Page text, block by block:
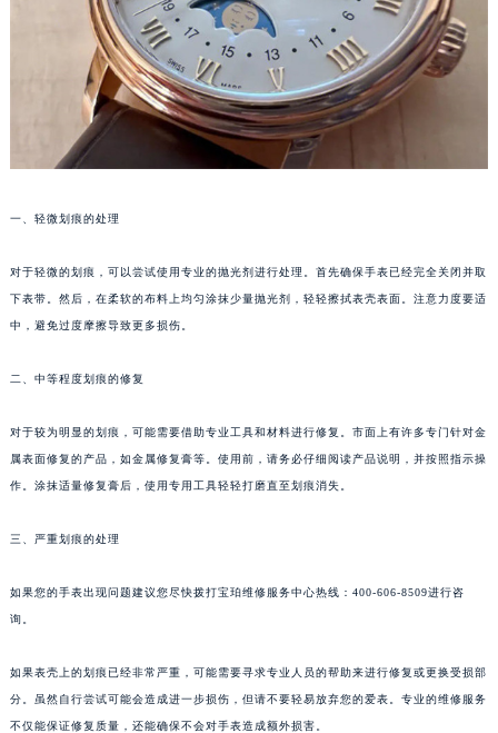
一、轻微划痕的处理
对于轻微的划痕，可以尝试使用专业的抛光剂进行处理。首先确保手表已经完全关闭并取
下表带。然后，在柔软的布料上均匀涂抹少量抛光剂，轻轻擦拭表壳表面。注意力度要适
中，避免过度摩擦导致更多损伤。
二、中等程度划痕的修复
对于较为明显的划痕，可能需要借助专业工具和材料进行修复。市面上有许多专门针对金
属表面修复的产品，如金属修复膏等。使用前，请务必仔细阅读产品说明，并按照指示操
作。涂抹适量修复膏后，使用专用工具轻轻打磨直至划痕消失。
三、严重划痕的处理
如果您的手表出现问题建议您尽快拨打宝珀维修服务中心热线：400-606-8509进行咨
询。
如果表壳上的划痕已经非常严重，可能需要寻求专业人员的帮助来进行修复或更换受损部
分。虽然自行尝试可能会造成进一步损伤，但请不要轻易放弃您的爱表。专业的维修服务
不仅能保证修复质量，还能确保不会对手表造成额外损害。